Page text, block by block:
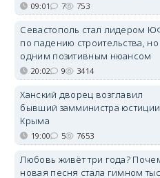
09:01 7 753
Севастополь стал лидером
по падению строительства, но
одним позитивным нюансом
20:02 9 3414
Ханский дворец возглавил
бывший замминистра юстиции
Крыма
19:00 5 7653
Любовь живёт три года?
новая песня стала гимном